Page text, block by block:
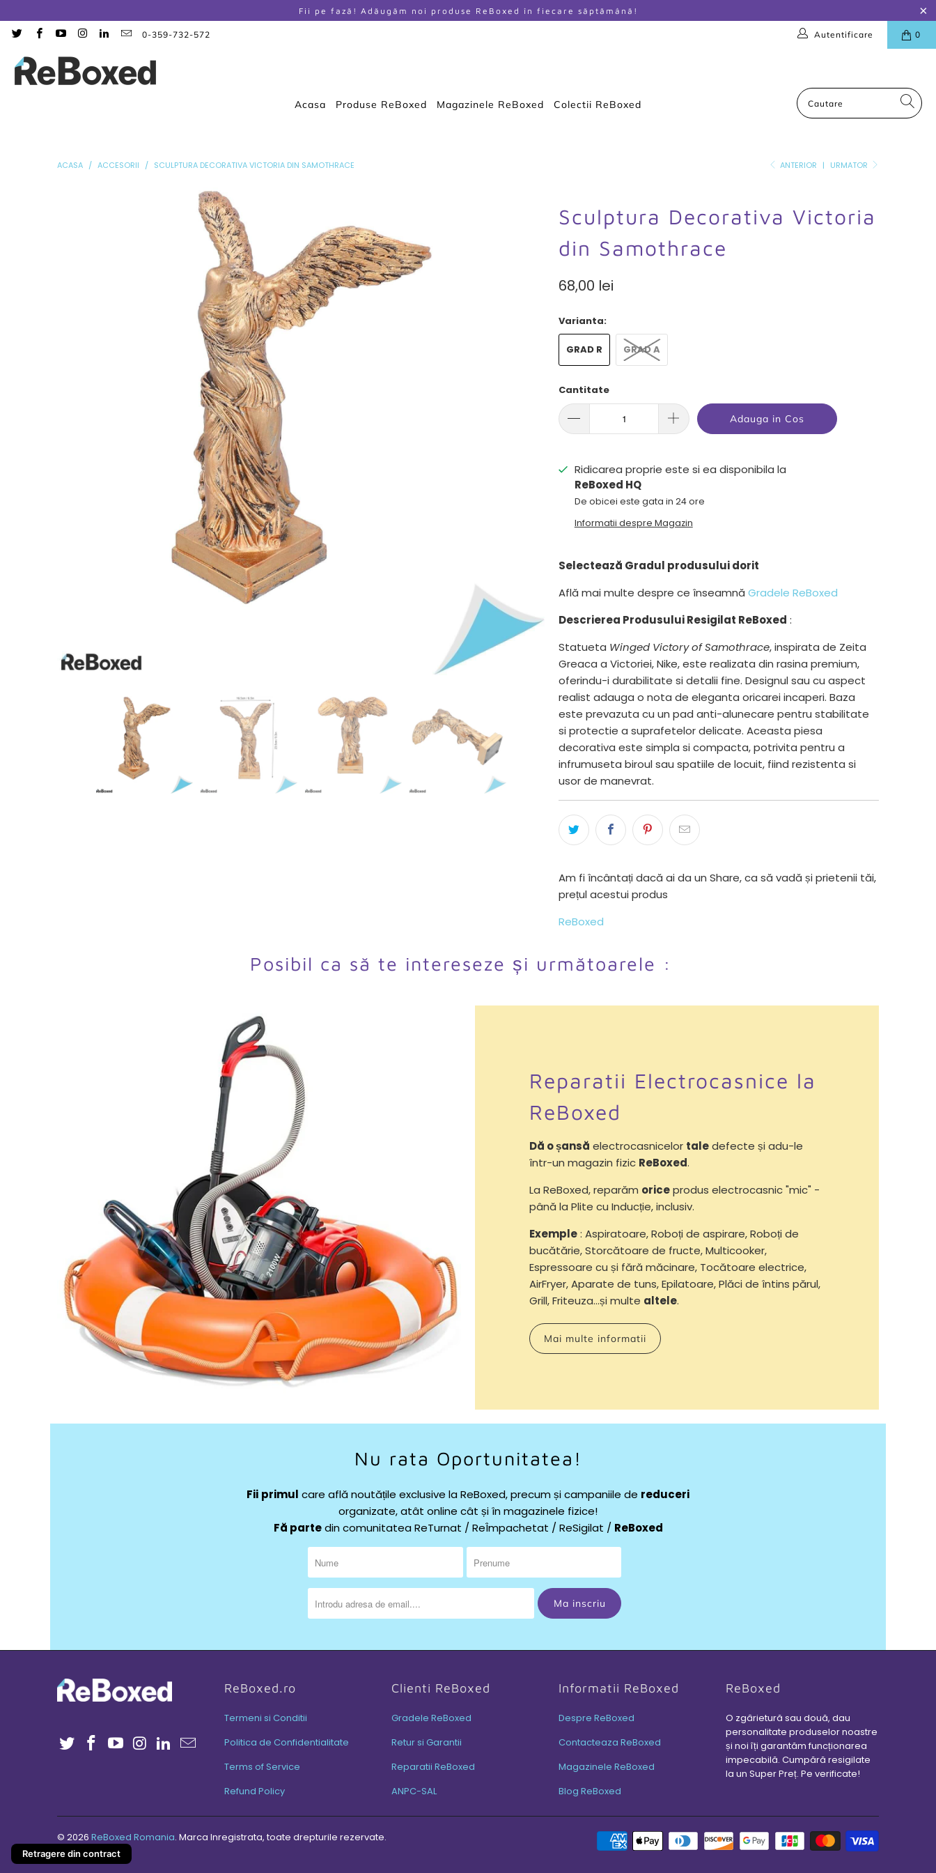
Fii pe fază! Adăugăm noi produse ReBoxed în fiecare săptămână!
0-359-732-572 Autentificare 0
Acasa Produse ReBoxed Magazinele ReBoxed Colectii ReBoxed
ANTERIOR | URMATOR
ACASA / ACCESORII / SCULPTURA DECORATIVA VICTORIA DIN SAMOTHRACE
Sculptura Decorativa Victoria
din Samothrace
68,00 lei
Varianta:
GRAD R GRAD A
Cantitate
Adauga in Cos
Ridicarea proprie este si ea disponibila la
ReBoxed HQ
De obicei este gata in 24 ore
Informatii despre Magazin
Selectează Gradul produsului dorit
Află mai multe despre ce înseamnă Gradele ReBoxed
Descrierea Produsului Resigilat ReBoxed :
Statueta Winged Victory of Samothrace, inspirata de Zeita
Greaca a Victoriei, Nike, este realizata din rasina premium,
oferindu-i durabilitate si detalii fine. Designul sau cu aspect
realist adauga o nota de eleganta oricarei incaperi. Baza
este prevazuta cu un pad anti-alunecare pentru stabilitate
si protectie a suprafetelor delicate. Aceasta piesa
decorativa este simpla si compacta, potrivita pentru a
infrumuseta biroul sau spatiile de locuit, fiind rezistenta si
usor de manevrat.
Am fi încântați dacă ai da un Share, ca să vadă și prietenii tăi,
prețul acestui produs
ReBoxed
Posibil ca să te intereseze și următoarele :
Reparatii Electrocasnice la
ReBoxed
Dă o șansă electrocasnicelor taledefecte și adu-le
într-un magazin fizic ReBoxed.
La ReBoxed, reparăm oriceprodus electrocasnic "mic" -
până la Plite cu Inducție, inclusiv.
Exemple: Aspiratoare, Roboți de aspirare, Roboți de
bucătărie, Storcătoare de fructe, Multicooker,
Espressoare cu și fără măcinare, Tocătoare electrice,
AirFryer, Aparate de tuns, Epilatoare, Plăci de întins părul,
Grill, Friteuza...și multe altele.
Mai multe informatii
Nu rata Oportunitatea!
Fii primul care află noutățile exclusive la ReBoxed, precum și campaniile de reduceri
organizate, atât online cât și în magazinele fizice!
Fă partedin comunitatea ReTurnat / ReÎmpachetat / ReSigilat / ReBoxed
ReBoxed.ro
Termeni si Conditii
Politica de Confidentialitate
Terms of Service
Refund Policy
Clienti ReBoxed
Gradele ReBoxed
Retur si Garantii
Reparatii ReBoxed
ANPC-SAL
Informatii ReBoxed
Despre ReBoxed
Contacteaza ReBoxed
Magazinele ReBoxed
Blog ReBoxed
ReBoxed
O zgârietură sau două, dau
personalitate produselor noastre
și noi îți garantăm funcționarea
impecabilă. Cumpără resigilate
la un Super Preț. Pe verificate!
© 2026 ReBoxed Romania. Marca Inregistrata, toate drepturile rezervate.
Retragere din contract